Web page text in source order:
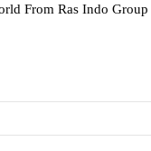
From Ras Indo Group